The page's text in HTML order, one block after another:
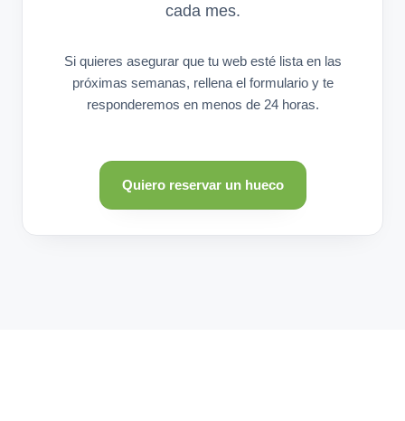
cada mes.
Si quieres asegurar que tu web esté lista en las
próximas semanas, rellena el formulario y te
responderemos en menos de 24 horas.
Quiero reservar un hueco